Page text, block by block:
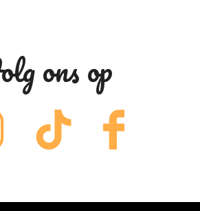
ons op